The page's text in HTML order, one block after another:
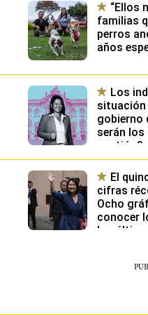
“Ellos
familias
perros
años
Los
situación
gobierno
serán los
gestión?
El
cifras
Ocho
conocer
los